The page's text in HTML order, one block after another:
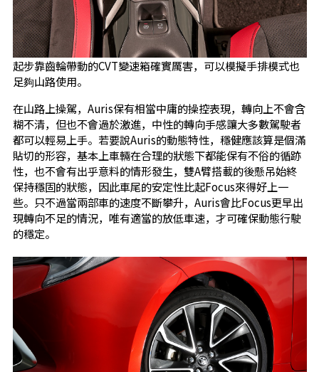
起步靠齒輪帶動的CVT變速箱確實厲害，可以模擬手排模式也
足夠山路使用。
在山路上操駕，Auris保有相當中庸的操控表現，轉向上不會含
糊不清，但也不會過於激進，中性的轉向手感讓大多數駕駛者
都可以輕易上手。若要說Auris的動態特性，穩健應該算是個滿
貼切的形容，基本上車輛在合理的狀態下都能保有不俗的循跡
性，也不會有出乎意料的情形發生，雙A臂搭載的後懸吊始終
保持穩固的狀態，因此車尾的安定性比起Focus來得好上一
些。只不過當兩部車的速度不斷攀升，Auris會比Focus更早出
現轉向不足的情況，唯有適當的放低車速，才可確保動態行駛
的穩定。